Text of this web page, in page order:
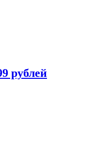
рублей